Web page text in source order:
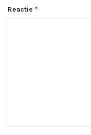
Reactie *